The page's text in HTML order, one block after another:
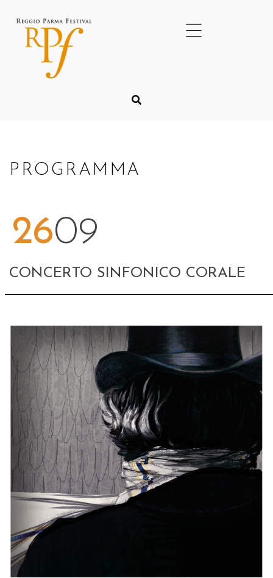
PROGRAMMA
2609
CONCERTO SINFONICO CORALE